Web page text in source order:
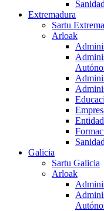
Sanidad
Extremadura
Sartu
Arloak
Sanidad
Galicia
Sartu Galicia
Arloak